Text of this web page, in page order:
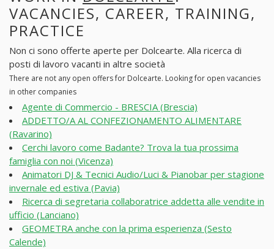
VACANCIES, CAREER, TRAINING,
PRACTICE
Non ci sono offerte aperte per Dolcearte. Alla ricerca di
posti di lavoro vacanti in altre società
There are not any open offers for Dolcearte. Looking for open vacancies
in other companies
Agente di Commercio - BRESCIA (Brescia)
ADDETTO/A AL CONFEZIONAMENTO ALIMENTARE
(Ravarino)
Cerchi lavoro come Badante? Trova la tua prossima
famiglia con noi (Vicenza)
Animatori DJ & Tecnici Audio/Luci & Pianobar per stagione
invernale ed estiva (Pavia)
Ricerca di segretaria collaboratrice addetta alle vendite in
ufficio (Lanciano)
GEOMETRA anche con la prima esperienza (Sesto
Calende)